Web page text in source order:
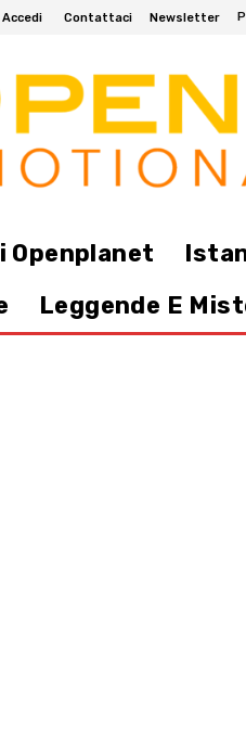
Accedi Contattaci Newsletter
Openplanet
Leggende E